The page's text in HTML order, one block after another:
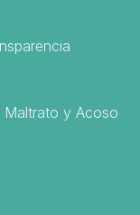
Maltrato y Acoso